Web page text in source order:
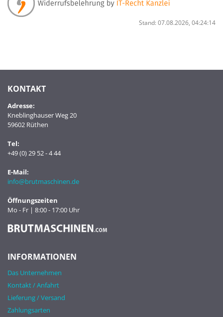
Stand: 07.08.2026, 04:24:14
KONTAKT
Adresse:
Kneblinghauser Weg 20
59602 Rüthen
Tel:
+49 (0) 29 52 - 4 44
E-Mail:
info@brutmaschinen.de
Öffnungszeiten
Mo - Fr | 8:00 - 17:00 Uhr
INFORMATIONEN
Das Unternehmen
Kontakt / Anfahrt
Lieferung / Versand
Zahlungsarten